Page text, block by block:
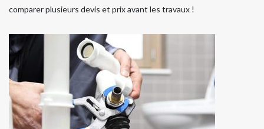
comparer plusieurs devis et prix avant les travaux !